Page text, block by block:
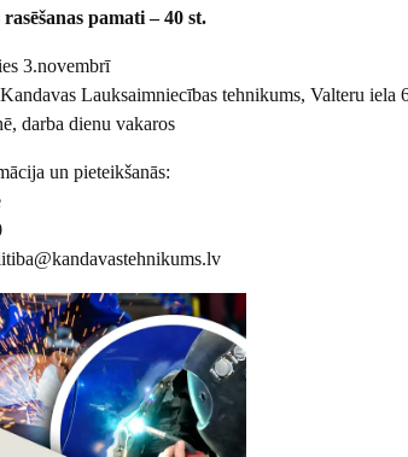
pamati – 40 st.
3.novembrī
Lauksaimniecības tehnikums, Valteru iela
darba dienu vakaros
un pieteikšanās: